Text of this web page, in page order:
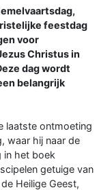
feestdag
voor
Christus in
dag wordt
belangrijk
laatste ontmoeting
waar hij naar de
in het boek
getuige van
Heilige Geest,